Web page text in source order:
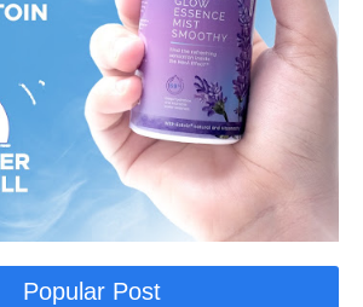
Popular Post